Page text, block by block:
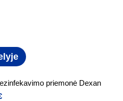
priemonė Dexan